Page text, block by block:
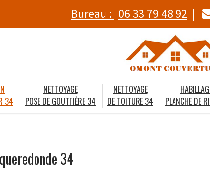
Bureau : 06 33 79 48 92
34
NETTOYAGE
POSE DE GOUTTIÈRE 34
NETTOYAGE
DE TOITURE 34
PLANCHE DE
34